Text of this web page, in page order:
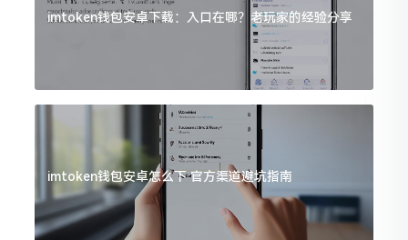
imtoken钱包安卓下载：入口在哪？老玩家的经验分享
imtoken钱包安卓怎么下 官方渠道避坑指南